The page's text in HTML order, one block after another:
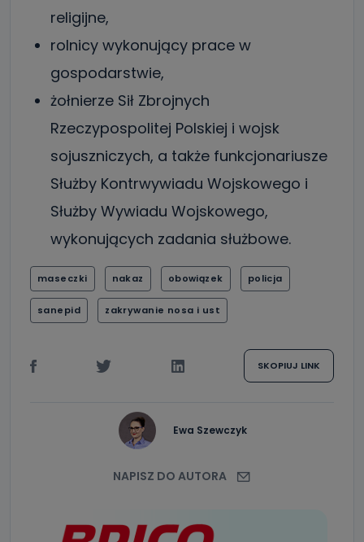
religijne,
rolnicy wykonujący prace w
gospodarstwie,
żołnierze Sił Zbrojnych
Rzeczypospolitej Polskiej i wojsk
sojuszniczych, a także funkcjonariusze
Służby Kontrwywiadu Wojskowego i
Służby Wywiadu Wojskowego,
wykonujących zadania służbowe.
maseczki nakaz obowiązek policja
sanepid zakrywanie nosa i ust
SKOPIUJ LINK
Ewa Szewczyk
NAPISZ DO AUTORA